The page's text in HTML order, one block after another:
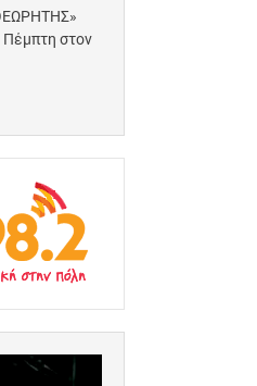
Πέμπτη στον